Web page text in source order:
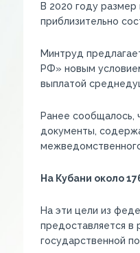
В 2020 году размер
приблизительно
Минтруд
РФ» новым
выплатой
Ранее сообщалось,
документы,
На Кубани около
На эти цели из
предоставляется в
государственной